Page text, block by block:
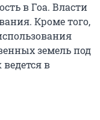
в Гоа. Власти
Кроме того,
земель под
в